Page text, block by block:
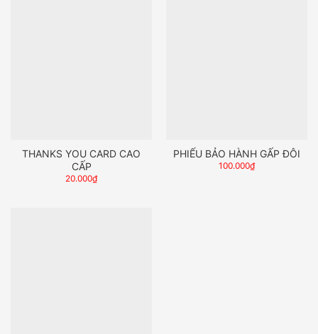
THANKS YOU CARD CAO
CẤP
20.000₫
PHIẾU BẢO HÀNH GẤP ĐÔI
100.000₫